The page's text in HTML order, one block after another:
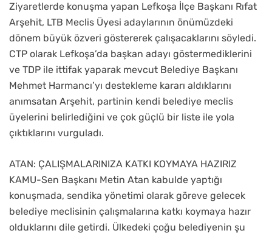
Ziyaretlerde konuşma yapan Lefkoşa İlçe Başkanı Rıfat
Arşehit, LTB Meclis Üyesi adaylarının önümüzdeki
dönem büyük özveri göstererek çalışacaklarını söyledi.
CTP olarak Lefkoşa’da başkan adayı göstermediklerini
ve TDP ile ittifak yaparak mevcut Belediye Başkanı
Mehmet Harmancı’yı destekleme kararı aldıklarını
anımsatan Arşehit, partinin kendi belediye meclis
üyelerini belirlediğini ve çok güçlü bir liste ile yola
çıktıklarını vurguladı.
ATAN: ÇALIŞMALARINIZA KATKI KOYMAYA HAZIRIZ
KAMU-Sen Başkanı Metin Atan kabulde yaptığı
konuşmada, sendika yönetimi olarak göreve gelecek
belediye meclisinin çalışmalarına katkı koymaya hazır
olduklarını dile getirdi. Ülkedeki çoğu belediyenin şu